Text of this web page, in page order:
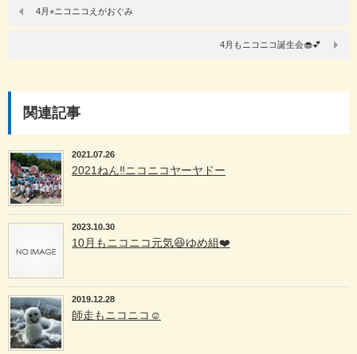
4月⭐︎ニコニコえがおぐみ
4月もニコニコ誕生会🧁💕
関連記事
2021.07.26
2021ねん‼️ニコニコヤーヤドー
2023.10.30
10月もニコニコ元気😆ゆめ組❤️
2019.12.28
師走もニコニコ☺️